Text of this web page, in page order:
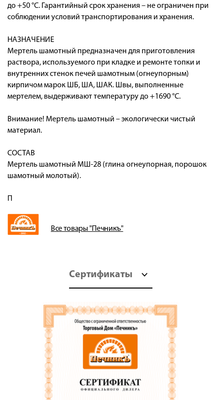
до +50 °С. Гарантийный срок хранения – не ограничен при
соблюдении условий транспортирования и хранения.
НАЗНАЧЕНИЕ
Мертель шамотный предназначен для приготовления
раствора, используемого при кладке и ремонте топки и
внутренних стенок печей шамотным (огнеупорным)
кирпичом марок ШБ, ША, ШАК. Швы, выполненные
мертелем, выдерживают температуру до +1690 °C.
Внимание! Мертель шамотный – экологически чистый
материал.
СОСТАВ
Мертель шамотный МШ-28 (глина огнеупорная, порошок
шамотный молотый).
П
Все товары "Печникъ"
Сертификаты